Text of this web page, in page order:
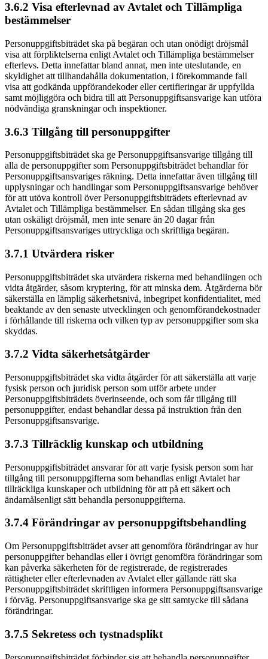
3.6.2 Visa efterlevnad av Avtalet och Tillämpliga
bestämmelser
Personuppgiftsbiträdet ska på begäran och utan onödigt dröjsmål
visa att förpliktelserna enligt Avtalet och Tillämpliga bestämmelser
efterlevs. Detta innefattar bland annat, men inte uteslutande, en
skyldighet att tillhandahålla dokumentation, i förekommande fall
visa att godkända uppförandekoder eller certifieringar är uppfyllda
samt möjliggöra och bidra till att Personuppgiftsansvarige kan utföra
nödvändiga granskningar och inspektioner.
3.6.3 Tillgång till personuppgifter
Personuppgiftsbiträdet ska ge Personuppgiftsansvarige tillgång till
alla de personuppgifter som Personuppgiftsbiträdet behandlar för
Personuppgiftsansvariges räkning. Detta innefattar även tillgång till
upplysningar och handlingar som Personuppgiftsansvarige behöver
för att utöva kontroll över Personuppgiftsbiträdets efterlevnad av
Avtalet och Tillämpliga bestämmelser. En sådan tillgång ska ges
utan oskäligt dröjsmål, men inte senare än 20 dagar från
Personuppgiftsansvariges uttryckliga och skriftliga begäran.
3.7.1 Utvärdera risker
Personuppgiftsbiträdet ska utvärdera riskerna med behandlingen och
vidta åtgärder, såsom kryptering, för att minska dem. Åtgärderna bör
säkerställa en lämplig säkerhetsnivå, inbegripet konfidentialitet, med
beaktande av den senaste utvecklingen och genomförandekostnader
i förhållande till riskerna och vilken typ av personuppgifter som ska
skyddas.
3.7.2 Vidta säkerhetsåtgärder
Personuppgiftsbiträdet ska vidta åtgärder för att säkerställa att varje
fysisk person och juridisk person som utför arbete under
Personuppgiftsbiträdets överinseende, och som får tillgång till
personuppgifter, endast behandlar dessa på instruktion från den
Personuppgiftsansvarige.
3.7.3 Tillräcklig kunskap och utbildning
Personuppgiftsbiträdet ansvarar för att varje fysisk person som har
tillgång till personuppgifterna som behandlas enligt Avtalet har
tillräckliga kunskaper och utbildning för att på ett säkert och
ändamålsenligt sätt behandla personuppgifterna.
3.7.4 Förändringar av personuppgiftsbehandling
Om Personuppgiftsbiträdet avser att genomföra förändringar av hur
personuppgifter behandlas eller i övrigt genomföra förändringar som
kan påverka säkerheten för de registrerade, de registrerades
rättigheter eller efterlevnaden av Avtalet eller gällande rätt ska
Personuppgiftsbiträdet skriftligen informera Personuppgiftsansvarige
i förväg. Personuppgiftsansvarige ska ge sitt samtycke till sådana
förändringar.
3.7.5 Sekretess och tystnadsplikt